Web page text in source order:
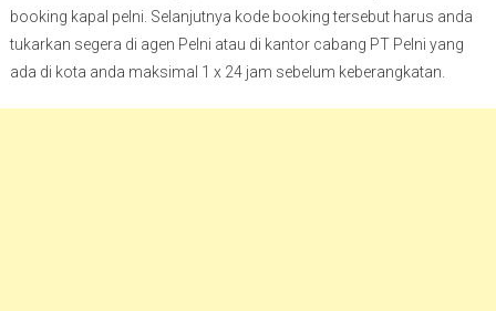
booking kapal pelni. Selanjutnya kode booking tersebut harus anda
tukarkan segera di agen Pelni atau di kantor cabang PT Pelni yang
ada di kota anda maksimal 1 x 24 jam sebelum keberangkatan.